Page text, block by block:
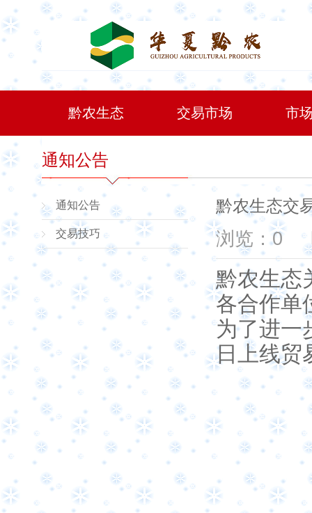
黔农生态 交易市场 市
通知公告
通知公告
交易技巧
黔农生态交
浏览：0
黔农生态
各合作单
为了进一
日上线贸